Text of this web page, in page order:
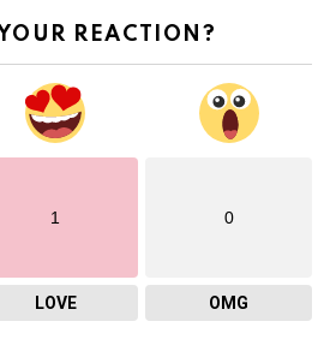
REACTION?
1
LOVE
0
OMG